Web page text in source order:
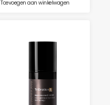
Toevoegen aan winkelwagen